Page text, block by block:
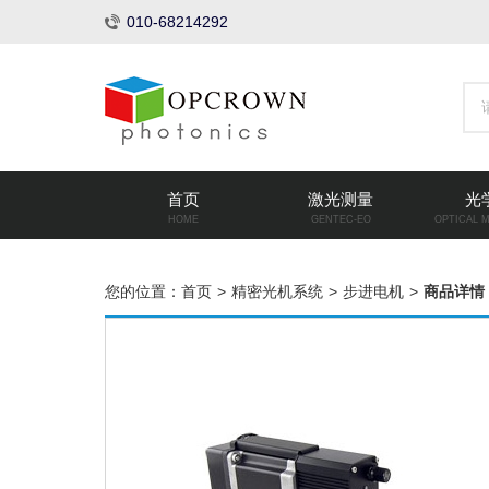
010-68214292
首页
HOME
激光测量
GENTEC-EO
光
OPTICAL
您的位置： 首页 > 精密光机系统 > 步进电机 > 商品详情